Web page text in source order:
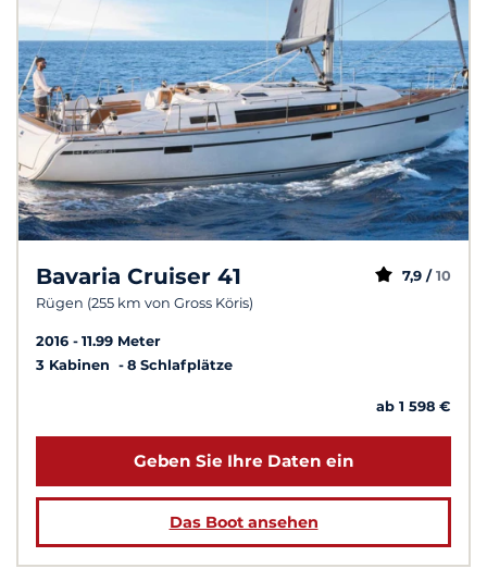
Bavaria Cruiser 41
Rügen (255 km von Gross Köris)
7,9 / 10
2016
11.99 Meter
3 Kabinen
8 Schlafplätze
ab 1 598 €
Geben Sie Ihre Daten ein
Das Boot ansehen